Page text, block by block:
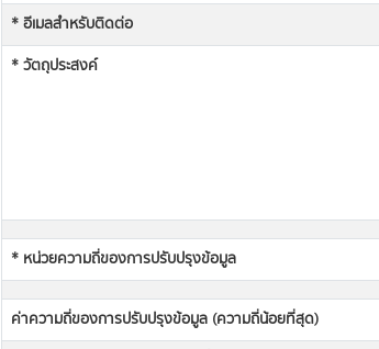
* อีเมลสำหรับติดต่อ
* วัตถุประสงค์
* หน่วยความถี่ของการปรับปรุงข้อมูล
ค่าความถี่ของการปรับปรุงข้อมูล (ความถี่น้อยที่สุด)